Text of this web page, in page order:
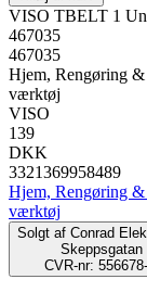
VISO TBELT 1
467035
467035
Hjem, Rengøring
værktøj
VISO
139
DKK
3321369958489
Hjem, Rengøring
værktøj
Solgt af Conrad
Skeppsgatan
CVR-nr: